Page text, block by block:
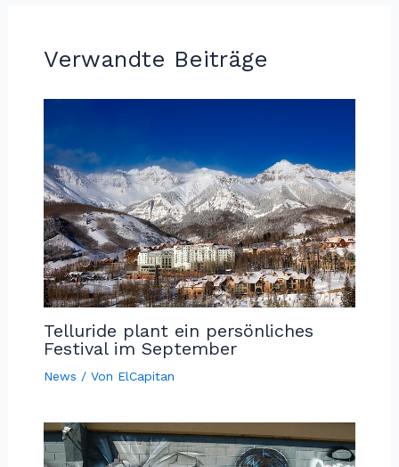
Verwandte Beiträge
Telluride plant ein persönliches
Festival im September
News / Von ElCapitan